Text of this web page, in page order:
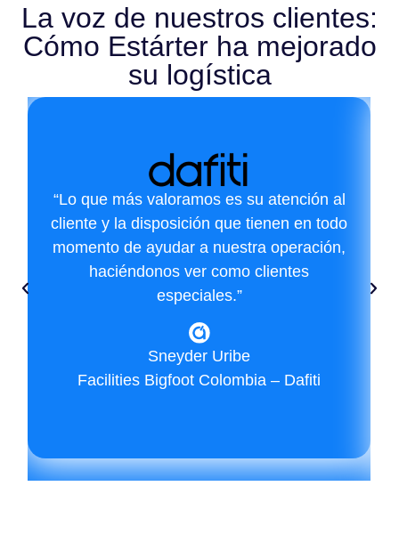
La voz de nuestros clientes:
Cómo Estárter ha mejorado
su logística
“Lo que más valoramos es su atención al
cliente y la disposición que tienen en todo
momento de ayudar a nuestra operación,
haciéndonos ver como clientes
especiales.”
Sneyder Uribe
Facilities Bigfoot Colombia – Dafiti